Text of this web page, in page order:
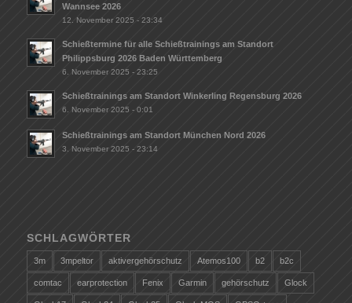
Wannsee 2026
12. November 2025 - 23:34
Schießtermine für alle Schießtrainings am Standort
Philippsburg 2026 Baden Württemberg
6. November 2025 - 23:25
Schießtrainings am Standort Winkerling Regensburg 2026
6. November 2025 - 0:01
Schießtrainings am Standort München Nord 2026
3. November 2025 - 23:14
SCHLAGWÖRTER
3m 3mpeltor aktivergehörschutz Atemos100 b2 b2c
comtac earprotection Fenix Garmin gehörschutz Glock